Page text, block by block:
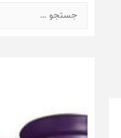
جستجو
برای: